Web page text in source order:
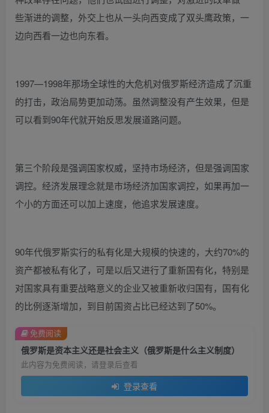
些渐进的调整，外交上也从一头向西变成了双头鹰政策，一
边向西看一边也向东看。
1997—1998年那场全球性的大危机对俄罗斯经济造成了沉重
的打击，政治局势更加动荡。虽然调整没有产生效果，但是
可以看到90年代就开始反思发展道路问题。
第三个阶段是强调国家权威，坚持市场经济，但是强调国家
调控。经济发展理念就是市场经济加国家调控，如果再加一
个小的方面还可以加上速度，他追求发展速度。
90年代俄罗斯实行的私有化是大规模的快速的，大约70%的
资产都被私有化了，可是以后又进行了重新国有化，特别是
对国家具有重要战略意义的企业又被重新收归国有，国有化
的比例逐渐增加，到目前国资占比已经达到了50%。
俄罗斯是资本主义还是社会主义（俄罗斯是什么主义制度）
此内容为免费阅读，请登录后查看
登录查看
免费阅读